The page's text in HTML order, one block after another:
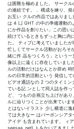
は困難を極めました。 サーク
の連続です。 、構成を練り、発
お互い クルの作品ではありま
は 4 凵 GHT の中の準備運動の
にか作品を創りたい」この思い
続けているときもずっと胸に内
た。 ティブに考えていました
忙しくてサークル活動がおろそ
緒に作 品をつくろう」という一
像以上に遠くに存在していまし
ルの活動だけはなんとか辞め
ルの日常的活動という 発信し
ビデオ通話なの 2 つのタイミ
ている記 ンとして同人誌を作
ど、 つもの企画立ち上げがあ
ルに辿りつくことが出来ていま
とはないイラスト 少し横道に
ては大きなー はバーボンシアタ
アイデ も含まれています。 ィ